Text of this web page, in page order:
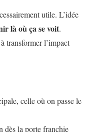
utile. L’idée
là où ça se voit.
transformer l’impact
celle où on passe le
dès la porte franchie